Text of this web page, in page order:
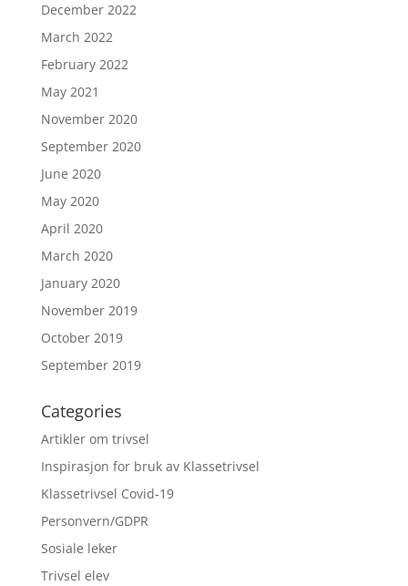
December 2022
March 2022
February 2022
May 2021
November 2020
September 2020
June 2020
May 2020
April 2020
March 2020
January 2020
November 2019
October 2019
September 2019
Categories
Artikler om trivsel
Inspirasjon for bruk av Klassetrivsel
Klassetrivsel Covid-19
Personvern/GDPR
Sosiale leker
Trivsel elev